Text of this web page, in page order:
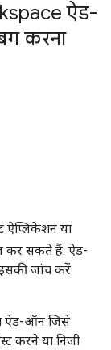
ऐड-
करना
ऐप्लिकेशन या
कर सकते हैं. ऐड-
जांच करें
ऐड-ऑन जिसे
करने या निजी